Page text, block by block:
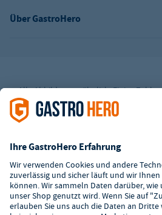
Über GastroHero
Alle Abbildungen ähnlich. Einige
könnenZusatzkostenverursachen.
² Unverbindl. Preisempfehlung des
i.H.v. 7,90€ (zzgl. Mwst.)
**Die Tiefpreisgarantie ist nicht mit
Rabatten kombinierbar.